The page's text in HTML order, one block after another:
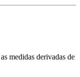
medidas derivadas de